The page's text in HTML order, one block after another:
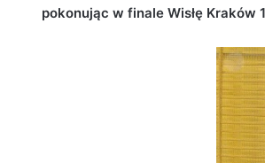
pokonując w finale Wisłę Kraków